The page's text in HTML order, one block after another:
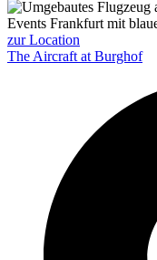
zur Location
The Aircraft at Burghof